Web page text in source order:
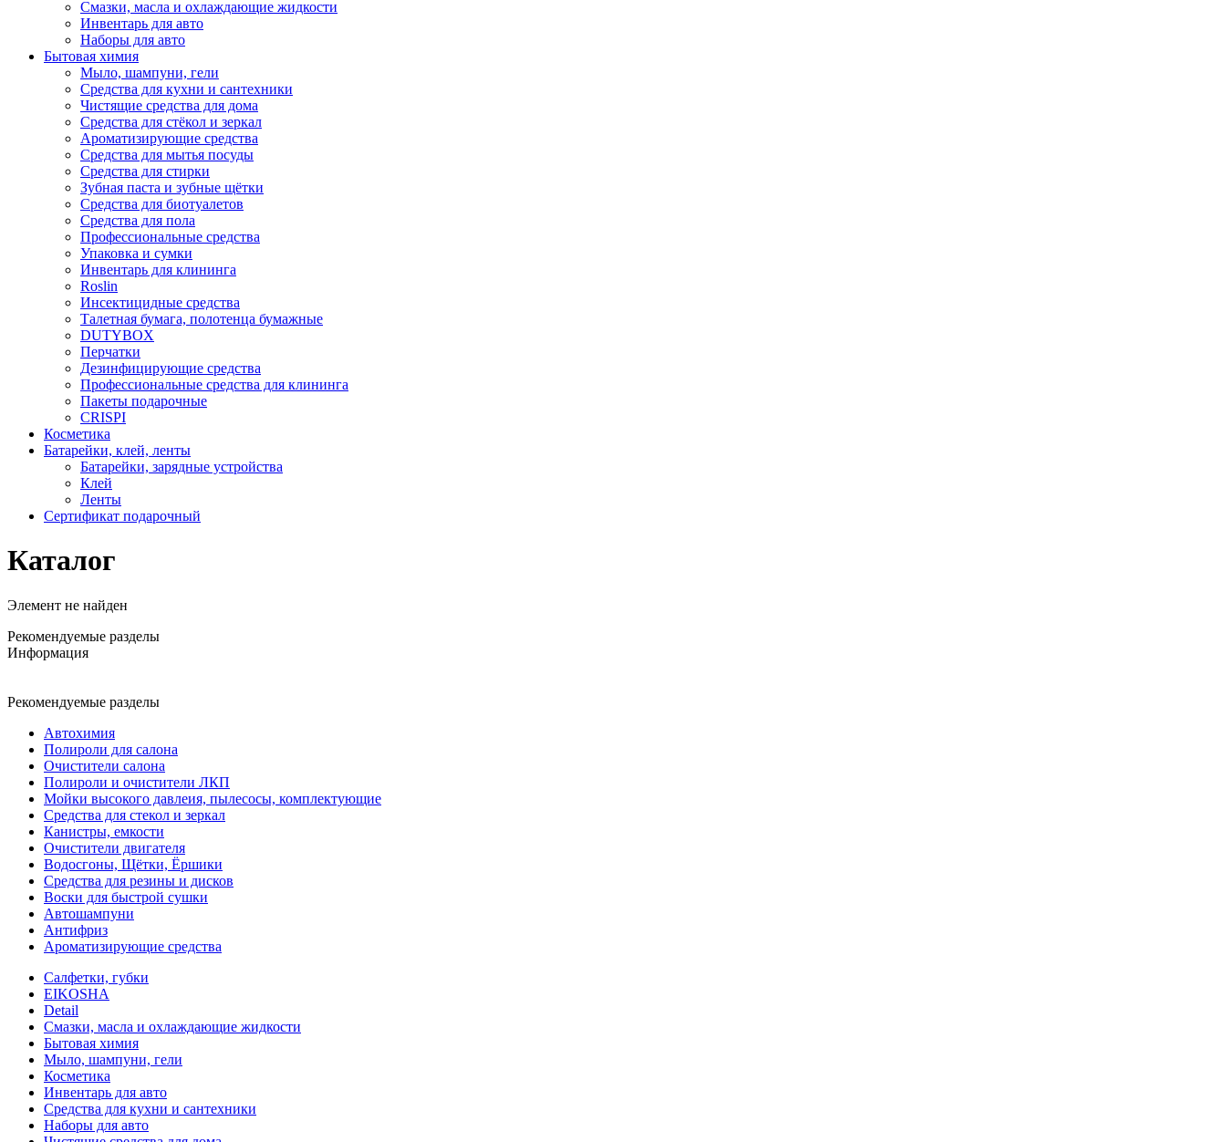
Смазки, масла и охлаждающие жидкости
Инвентарь для авто
Наборы для авто
Бытовая химия
Мыло, шампуни, гели
Средства для кухни и сантехники
Чистящие средства для дома
Средства для стёкол и зеркал
Ароматизирующие средства
Средства для мытья посуды
Средства для стирки
Зубная паста и зубные щётки
Средства для биотуалетов
Средства для пола
Профессиональные средства
Упаковка и сумки
Инвентарь для клининга
Roslin
Инсектицидные средства
Талетная бумага, полотенца бумажные
DUTYBOX
Перчатки
Дезинфицирующие средства
Профессиональные средства для клининга
Пакеты подарочные
CRISPI
Косметика
Батарейки, клей, ленты
Батарейки, зарядные устройства
Клей
Ленты
Сертификат подарочный
Каталог
Элемент не найден
Рекомендуемые разделы
Информация
Рекомендуемые разделы
Автохимия
Полироли для салона
Очистители салона
Полироли и очистители ЛКП
Мойки высокого давлеия, пылесосы, комплектующие
Средства для стекол и зеркал
Канистры, емкости
Очистители двигателя
Водосгоны, Щётки, Ёршики
Средства для резины и дисков
Воски для быстрой сушки
Автошампуни
Антифриз
Ароматизирующие средства
Салфетки, губки
EIKOSHA
Detail
Смазки, масла и охлаждающие жидкости
Бытовая химия
Мыло, шампуни, гели
Косметика
Инвентарь для авто
Средства для кухни и сантехники
Наборы для авто